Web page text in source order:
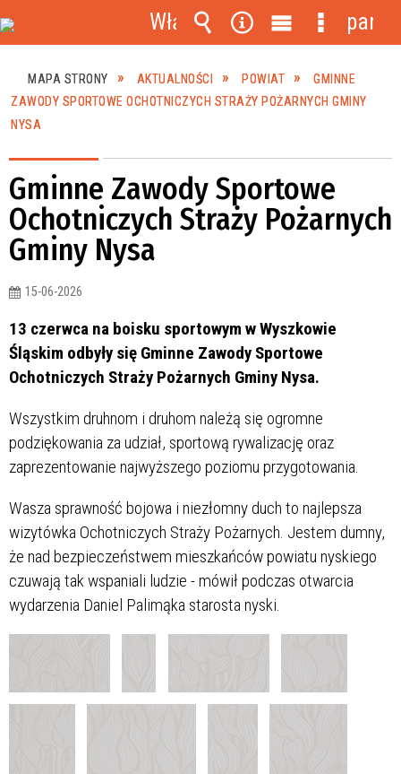
MAPA STRONY AKTUALNOŚCI POWIAT
GMINNE
ZAWODY SPORTOWE OCHOTNICZYCH STRAŻY POŻARNYCH GMINY
NYSA
Gminne Zawody Sportowe
Ochotniczych Straży Pożarnych
Gminy Nysa
15-06-2026
13 czerwca na boisku sportowym w Wyszkowie
Śląskim odbyły się Gminne Zawody Sportowe
Ochotniczych Straży Pożarnych Gminy Nysa.
Wszystkim druhnom i druhom należą się ogromne
podziękowania za udział, sportową rywalizację oraz
zaprezentowanie najwyższego poziomu przygotowania.
Wasza sprawność bojowa i niezłomny duch to najlepsza
wizytówka Ochotniczych Straży Pożarnych. Jestem dumny,
że nad bezpieczeństwem mieszkańców powiatu nyskiego
czuwają tak wspaniali ludzie - mówił podczas otwarcia
wydarzenia Daniel Palimąka starosta nyski.
Włącz
powiadomienia
Wyszukiwarka
Narzędzia
Menu
główne
Menu
panel